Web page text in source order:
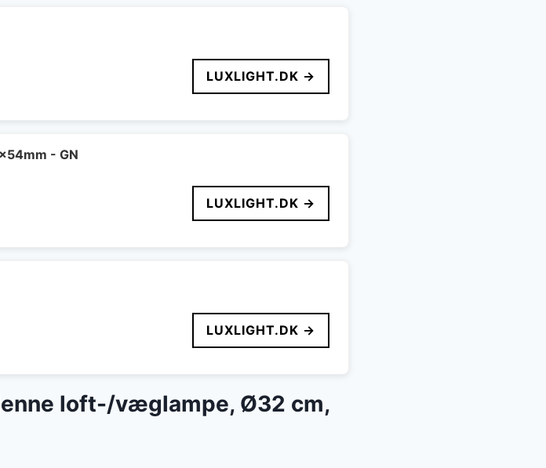
LUXLIGHT.DK →
- GN
LUXLIGHT.DK →
LUXLIGHT.DK →
loft-/væglampe, Ø32 cm,